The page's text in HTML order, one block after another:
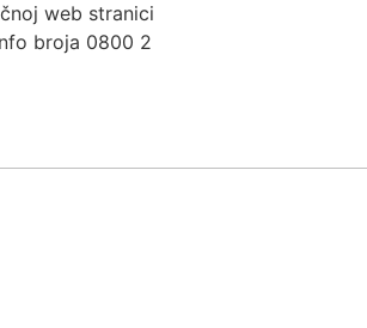
web stranici
broja 0800 2